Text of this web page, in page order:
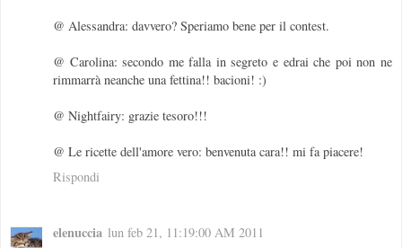
@ Alessandra: davvero? Speriamo bene per il contest.
@ Carolina: secondo me falla in segreto e edrai che poi non ne
rimmarrà neanche una fettina!! bacioni! :)
@ Nightfairy: grazie tesoro!!!
@ Le ricette dell'amore vero: benvenuta cara!! mi fa piacere!
Rispondi
elenuccia lun feb 21, 11:19:00 AM 2011